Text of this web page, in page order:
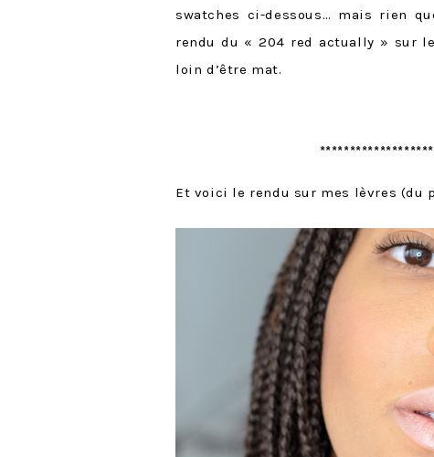
swatches ci-dessous… mais rien
rendu du « 204 red actually » sur
loin d’être mat.
Et voici le rendu sur mes lèvres (du